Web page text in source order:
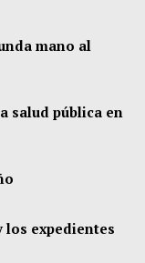
mano al
salud pública en
los expedientes